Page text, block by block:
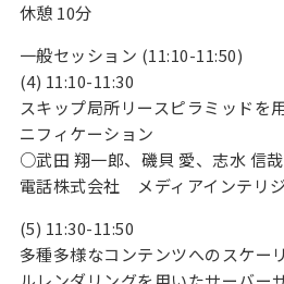
休憩 10分
一般セッション (11:10-11:50)
(4) 11:10-11:30
スキップ局所リースピラミッドを
ニフィケーション
○武田 翔一郎、磯貝 愛、志水 信
電話株式会社 メディアインテリジ
(5) 11:30-11:50
多種多様なコンテンツへのスケー